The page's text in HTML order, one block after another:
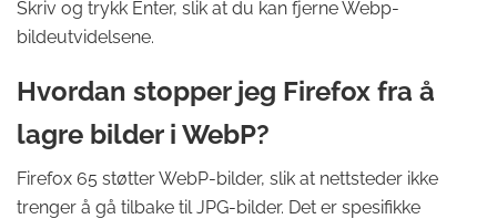
Skriv og trykk Enter, slik at du kan fjerne Webp-
bildeutvidelsene.
Hvordan stopper jeg Firefox fra å
lagre bilder i WebP?
Firefox 65 støtter WebP-bilder, slik at nettsteder ikke
trenger å gå tilbake til JPG-bilder. Det er spesifikke